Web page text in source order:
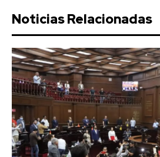
Noticias Relacionadas